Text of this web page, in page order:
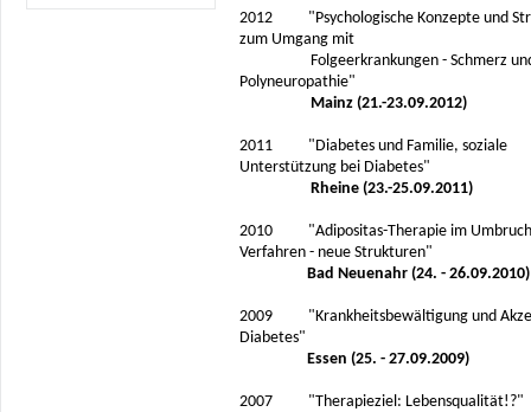
2012 "Psychologische Konzepte und
zum Umgang mit
Folgeerkrankungen - Schmerz
Polyneuropathie"
Mainz (21.-23.09.2012)
2011 "Diabetes und Familie, soziale
Unterstützung bei Diabetes"
Rheine (23.-25.09.2011)
2010 "Adipositas-Therapie im
Verfahren - neue Strukturen"
Bad Neuenahr (24. - 26.09.2010)
2009 "Krankheitsbewältigung und
Diabetes"
Essen (25. - 27.09.2009)
2007 "Therapieziel: Lebensqualität!?"